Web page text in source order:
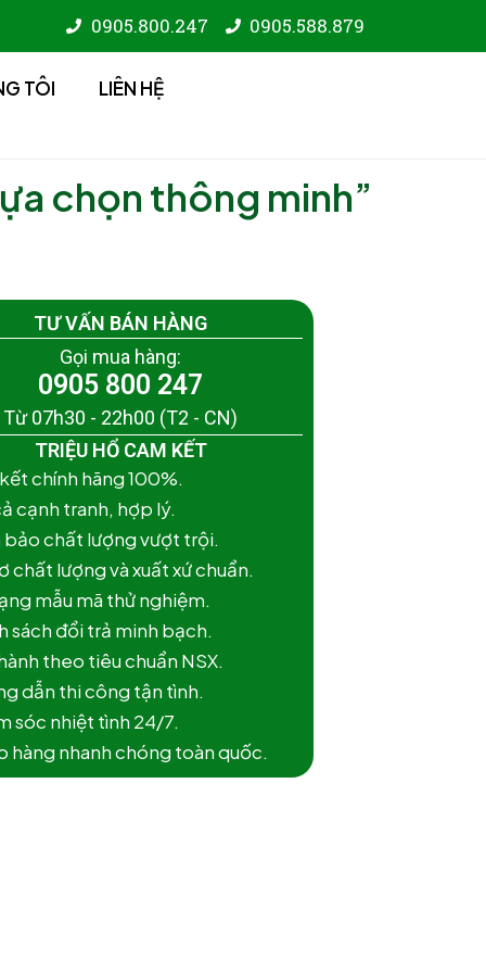
0905.800.247 0905.588.879
TÔI LIÊN HỆ
chọn thông minh”
TƯ VẤN BÁN HÀNG
Gọi mua hàng:
0905 800 247
Từ 07h30 - 22h00 (T2 - CN)
TRIỆU HỔ CAM KẾT
chính hãng 100%.
cạnh tranh, hợp lý.
chất lượng vượt trội.
chất lượng và xuất xứ chuẩn.
mẫu mã thử nghiệm.
sách đổi trả minh bạch.
theo tiêu chuẩn NSX.
dẫn thi công tận tình.
sóc nhiệt tình 24/7.
hàng nhanh chóng toàn quốc.